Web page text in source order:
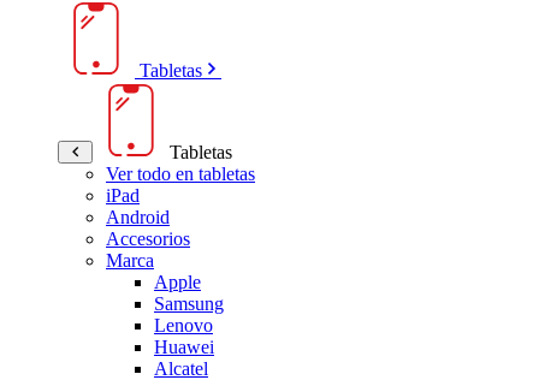
Tabletas
Tabletas
Ver todo en tabletas
iPad
Android
Accesorios
Marca
Apple
Samsung
Lenovo
Huawei
Alcatel